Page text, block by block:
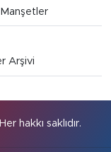
Arşivi
hakkı saklıdır.